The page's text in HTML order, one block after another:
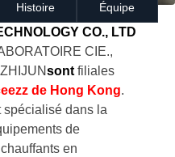
Histoire Équipe
CO., LTD
CIE.,
sont filiales
de Hong Kong.
spécialisé dans la
de
en